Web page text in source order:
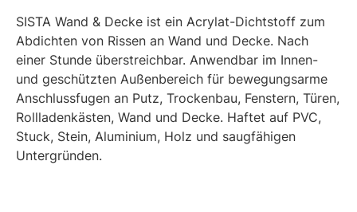
SISTA Wand & Decke ist ein Acrylat-Dichtstoff zum
Abdichten von Rissen an Wand und Decke. Nach
einer Stunde überstreichbar. Anwendbar im Innen-
und geschützten Außenbereich für bewegungsarme
Anschlussfugen an Putz, Trockenbau, Fenstern, Türen,
Rollladenkästen, Wand und Decke. Haftet auf PVC,
Stuck, Stein, Aluminium, Holz und saugfähigen
Untergründen.